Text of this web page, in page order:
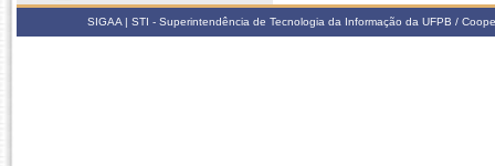
SIGAA | STI - Superintendência de Tecnologia da Informação da UFPB /